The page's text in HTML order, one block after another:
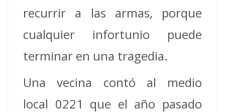
recurrir a las armas, porque
cualquier infortunio puede
terminar en una tragedia.
Una vecina contó al medio
local 0221 que el año pasado